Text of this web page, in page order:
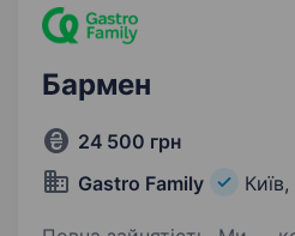
Бармен
24 500 грн
Gastro Family
Київ,